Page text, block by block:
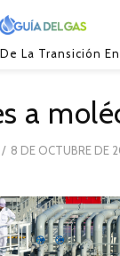
La Transición
a
POSTED
8 DE OCTUBRE DE